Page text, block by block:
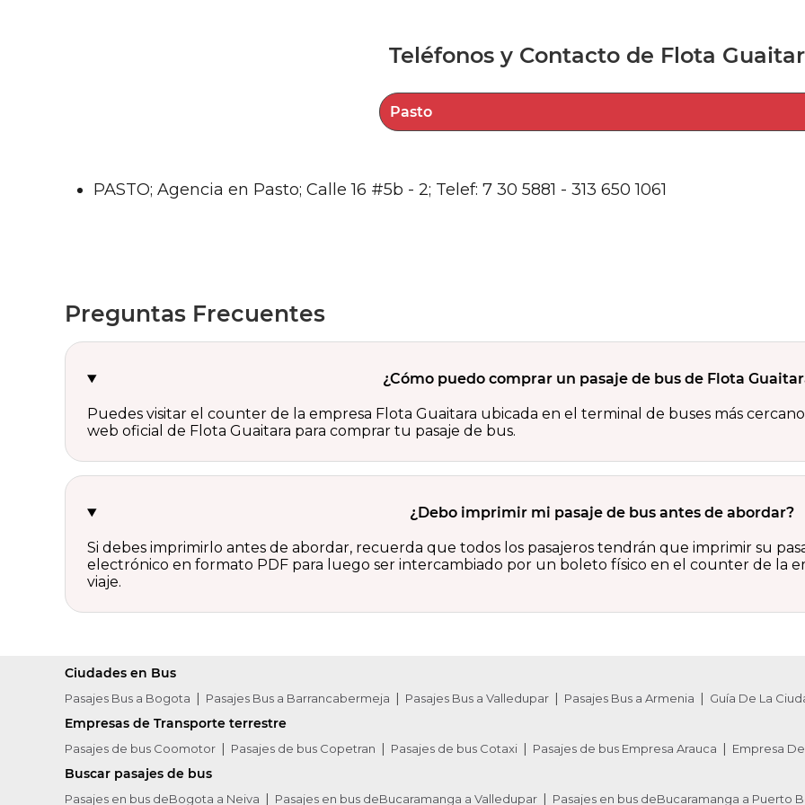
Teléfonos y Contacto de Flota
PASTO; Agencia en Pasto; Calle 16 #5b - 2; Telef: 7 30 5881 - 313 650 1061
Preguntas Frecuentes
¿Cómo puedo comprar un pasaje de bus de Flota
Puedes visitar el counter de la empresa Flota Guaitara ubicada en el terminal de buses más
web oficial de Flota Guaitara para comprar tu pasaje de bus.
¿Debo imprimir mi pasaje de bus antes de abordar?
Si debes imprimirlo antes de abordar, recuerda que todos los pasajeros tendrán que imprimir su
electrónico en formato PDF para luego ser intercambiado por un boleto físico en el counter de la
viaje.
Ciudades en Bus
Pasajes Bus a Bogota Pasajes Bus a Barrancabermeja Pasajes Bus a Valledupar Pasajes Bus a Armenia Guía De La
Empresas de Transporte terrestre
Pasajes de bus Coomotor Pasajes de bus Copetran Pasajes de bus Cotaxi Pasajes de bus Empresa Arauca Empresa
Buscar pasajes de bus
Pasajes en bus deBogota a Neiva Pasajes en bus deBucaramanga a Valledupar Pasajes en bus deBucaramanga a Puerto